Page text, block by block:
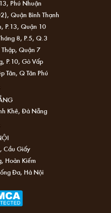
Phú Nhuận
Quận Bình Thạnh
P.13, Quận 10
8, P.5, Q.3
Quận 7
P.10, Gò Vấp
Tân, Q Tân Phú
Khê, Đà Nẵng
Cầu Giấy
Hoàn Kiếm
Đa, Hà Nội